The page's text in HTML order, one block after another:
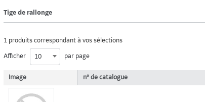
Tige de rallonge
1 produits correspondant à vos sélections
Afficher 10 par page
Image n° de catalogue